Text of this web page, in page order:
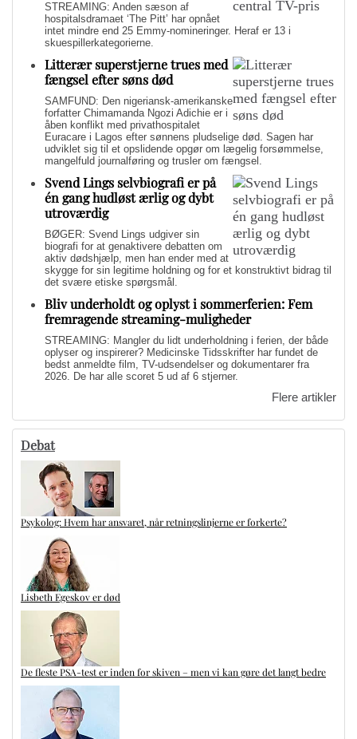
STREAMING: Anden sæson af
hospitalsdramaet ‘The Pitt’ har opnået
intet mindre end 25 Emmy-nomineringer. Heraf er 13 i
skuespillerkategorierne.
Litterær superstjerne trues med
fængsel efter søns død
SAMFUND: Den nigeriansk-amerikanske
forfatter Chimamanda Ngozi Adichie er i
åben konflikt med privathospitalet
Euracare i Lagos efter sønnens pludselige død. Sagen har
udviklet sig til et opslidende opgør om lægelig forsømmelse,
mangelfuld journalføring og trusler om fængsel.
Svend Lings selvbiografi er på
én gang hudløst ærlig og dybt
utroværdig
BØGER: Svend Lings udgiver sin
biografi for at genaktivere debatten om
aktiv dødshjælp, men han ender med at
skygge for sin legitime holdning og for et konstruktivt bidrag til
det svære etiske spørgsmål.
Bliv underholdt og oplyst i sommerferien: Fem
fremragende streaming-muligheder
STREAMING: Mangler du lidt underholdning i ferien, der både
oplyser og inspirerer? Medicinske Tidsskrifter har fundet de
bedst anmeldte film, TV-udsendelser og dokumentarer fra
2026. De har alle scoret 5 ud af 6 stjerner.
Flere artikler
Debat
Psykolog: Hvem har ansvaret, når retningslinjerne er forkerte?
Lisbeth Egeskov er død
De fleste PSA-test er inden for skiven – men vi kan gøre det langt bedre